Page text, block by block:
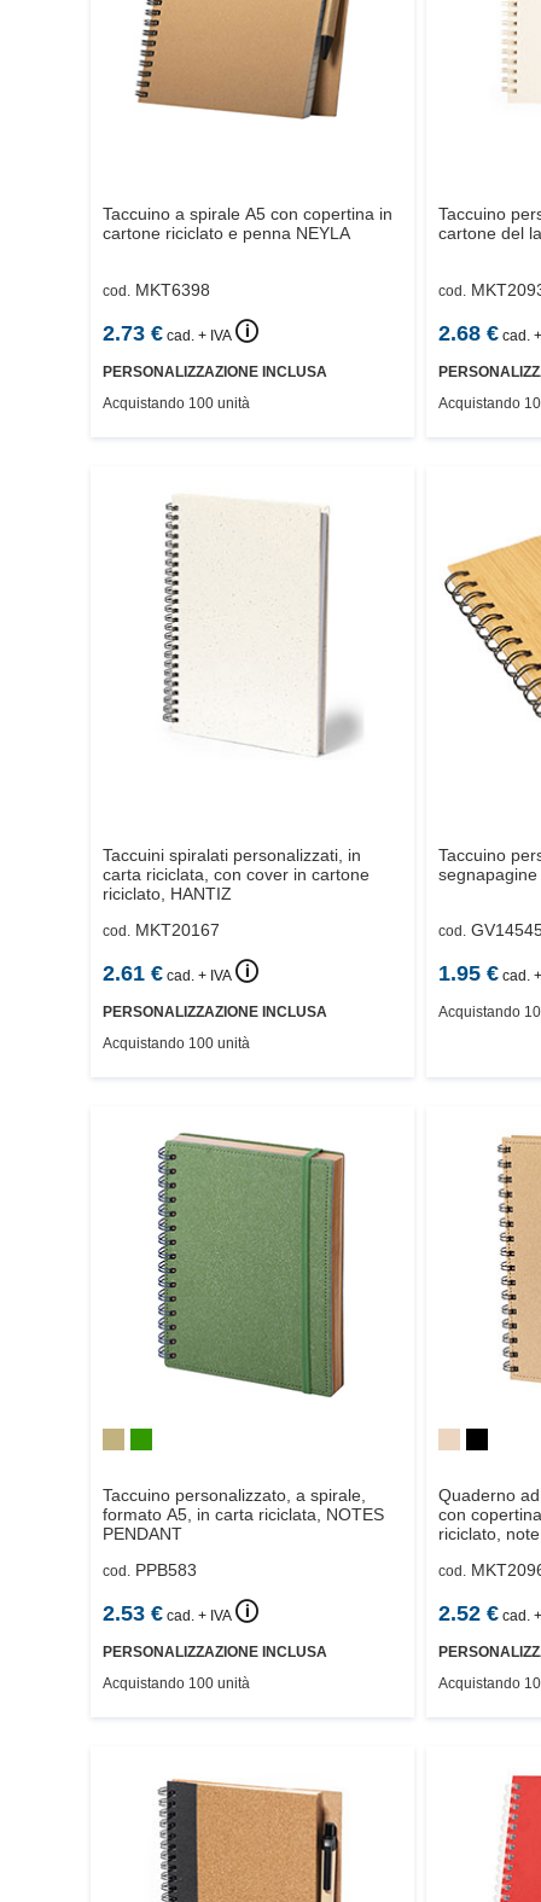
Taccuino a spirale A5 con copertina in
cartone riciclato e penna NEYLA
cod. MKT6398
2.73 € cad. + IVA 🛈
PERSONALIZZAZIONE INCLUSA
Acquistando 100 unità
Taccuino
cartone del
cod.
2.68€ cad.
Acquistando
Taccuini spiralati personalizzati, in
carta riciclata, con cover in cartone
riciclato, HANTIZ
cod. MKT20167
2.61 € cad. + IVA 🛈
PERSONALIZZAZIONE INCLUSA
Acquistando 100 unità
Taccuino
cod.
1.95€ cad.
Acquistando
Taccuino personalizzato, a spirale,
formato A5, in carta riciclata,
NOTES
PENDANT
cod. PPB583
2.53 € cad. + IVA 🛈
PERSONALIZZAZIONE INCLUSA
Acquistando 100 unità
Quaderno
con
riciclato,
cod.
2.52€ cad.
Acquistando